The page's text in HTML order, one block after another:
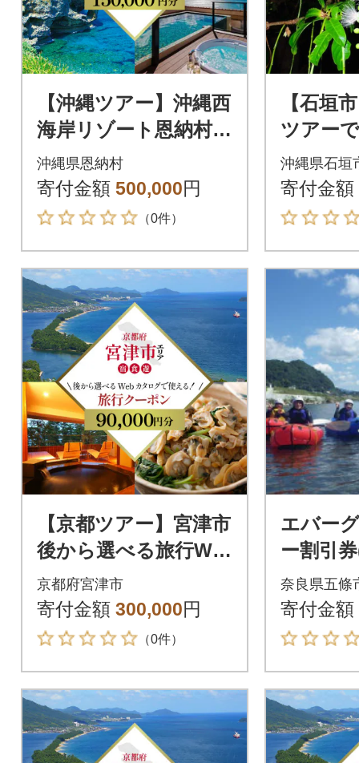
【沖縄ツアー】沖縄西
海岸リゾート恩納村
後から選べる旅行ク
ーポン15万分
沖縄県恩納村
寄付金額 500,000円
（0件）
【石垣
ツアー
EB旅行
000円分)
沖縄県石垣
寄付金額
【京都ツアー】宮津市
後から選べる旅行We
bカタログ旅行クーポ
ン(90,000円分)
京都府宮津市
寄付金額 300,000円
（0件）
エバー
ー割引
奈良県五條
寄付金額